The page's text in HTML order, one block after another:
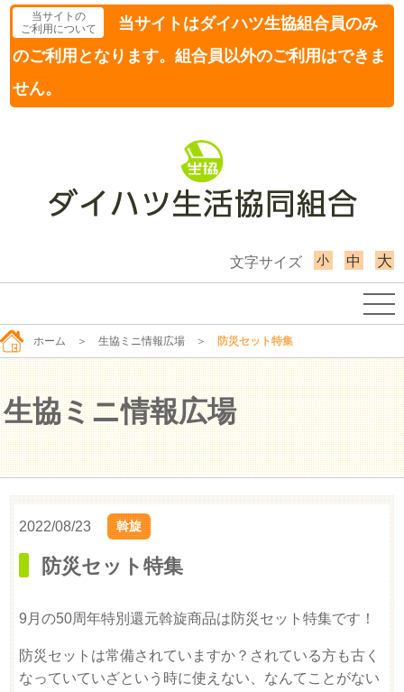
当サイトの
ご利用について
当サイトはダイハツ生協組合員のみ
のご利用となります。組合員以外のご利用はできま
せん。
文字サイズ 小 中 大
ホーム ＞ 生協ミニ情報広場 ＞ 防災セット特集
生協ミニ情報広場
2022/08/23 斡旋
防災セット特集
9月の50周年特別還元斡旋商品は防災セット特集です！
防災セットは常備されていますか？されている方も古く
なっていていざという時に使えない、なんてことがない